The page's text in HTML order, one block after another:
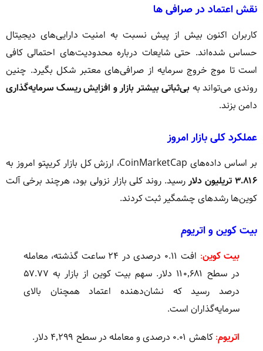
نقش اعتماد در صرافی‌ ها
کاربران اکنون بیش از پیش نسبت به امنیت دارایی‌های دیجیتال
حساس شده‌اند. حتی شایعات درباره محدودیت‌های احتمالی کافی
است تا موج خروج سرمایه از صرافی‌های معتبر شکل بگیرد. چنین
روندی می‌تواند به بی‌ثباتی بیشتر بازار و افزایش ریسک سرمایه‌گذاری
دامن بزند.
عملکرد کلی بازار امروز
بر اساس داده‌های CoinMarketCap، ارزش کل بازار کریپتو امروز به
۳.۸۱۶ تریلیون دلار
رسید. روند کلی بازار نزولی بود، هرچند برخی آلت
کوین‌ها رشدهای چشمگیر ثبت کردند.
بیت کوین و اتریوم
بیت کوین:
افت ۰.۱۱ درصدی در ۲۴ ساعت گذشته، معامله
در سطح ۱۱۰٬۶۸۱ دلار. سهم بیت کوین از بازار به ۵۷.۷۷
درصد رسید که نشان‌دهنده اعتماد همچنان بالای
سرمایه‌گذاران است.
اتریوم: کاهش ۰.۰۱ درصدی و معامله در سطح ۴٬۲۹۹ دلار.